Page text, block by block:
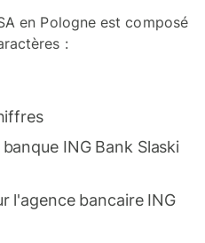
en Pologne est composé
:
ING Bank Slaski
l'agence bancaire ING